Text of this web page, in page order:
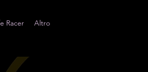
Racer Altro